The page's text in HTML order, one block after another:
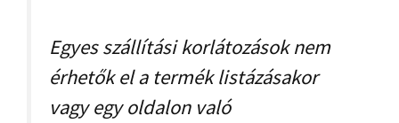
Egyes szállítási korlátozások nem
érhetők el a termék listázásakor
vagy egy oldalon való